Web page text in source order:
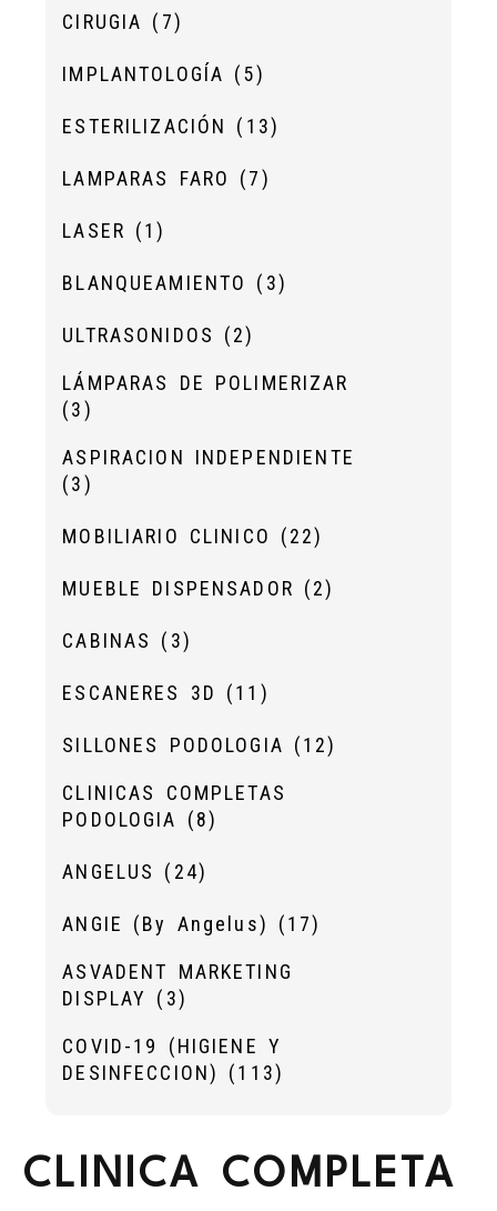
CIRUGIA (7)
IMPLANTOLOGÍA (5)
ESTERILIZACIÓN (13)
LAMPARAS FARO (7)
LASER (1)
BLANQUEAMIENTO (3)
ULTRASONIDOS (2)
LÁMPARAS DE POLIMERIZAR
(3)
ASPIRACION INDEPENDIENTE
(3)
MOBILIARIO CLINICO (22)
MUEBLE DISPENSADOR (2)
CABINAS (3)
ESCANERES 3D (11)
SILLONES PODOLOGIA (12)
CLINICAS COMPLETAS
PODOLOGIA (8)
ANGELUS (24)
ANGIE (By Angelus) (17)
ASVADENT MARKETING
DISPLAY (3)
COVID-19 (HIGIENE Y
DESINFECCION) (113)
CLINICA COMPLETA